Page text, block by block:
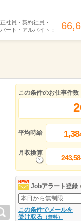
正社員・契約社員・
パート・アルバイト：
この条件のお仕事件数
平均時給
月収換算
Jobアラート登録
この条件でメールを
受け取る （無料）